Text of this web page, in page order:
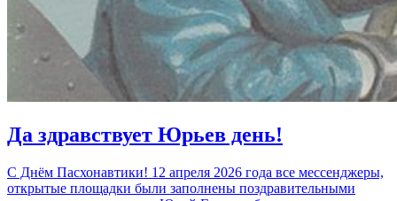
Да здравствует Юрьев день!
С Днём Пасхонавтики! 12 апреля 2026 года все мессенджеры,
открытые площадки были заполнены поздравительными